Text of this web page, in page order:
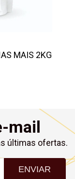
MAIS 2KG
mail
últimas ofertas.
ENVIAR